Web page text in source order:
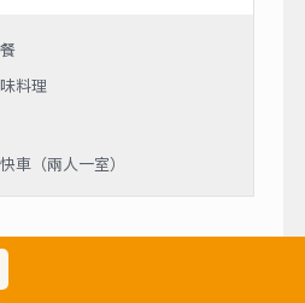
料理
車（兩人一室）
論當地人還是外國人都